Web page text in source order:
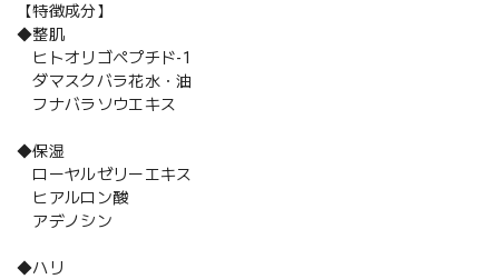
【特徴成分】
◆整肌
ヒトオリゴペプチド-1
ダマスクバラ花水・油
フナバラソウエキス
◆保湿
ローヤルゼリーエキス
ヒアルロン酸
アデノシン
◆ハリ